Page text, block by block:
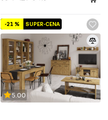
SUPER-CENA
-21 %
5.00